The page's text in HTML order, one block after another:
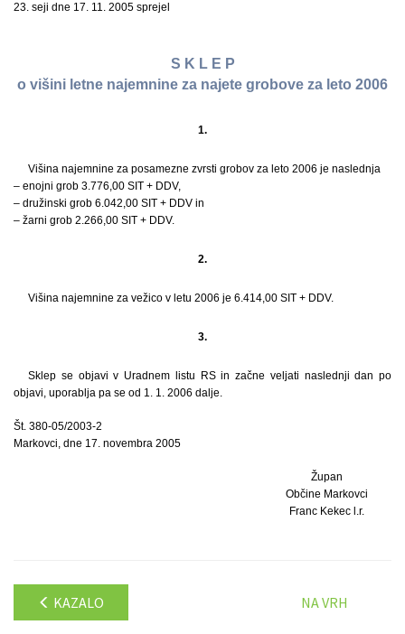
23. seji dne 17. 11. 2005 sprejel
S K L E P
o višini letne najemnine za najete grobove za leto 2006
1.
Višina najemnine za posamezne zvrsti grobov za leto 2006 je naslednja
– enojni grob 3.776,00 SIT + DDV,
– družinski grob 6.042,00 SIT + DDV in
– žarni grob 2.266,00 SIT + DDV.
2.
Višina najemnine za vežico v letu 2006 je 6.414,00 SIT + DDV.
3.
Sklep se objavi v Uradnem listu RS in začne veljati naslednji dan po
objavi, uporablja pa se od 1. 1. 2006 dalje.
Št. 380-05/2003-2
Markovci, dne 17. novembra 2005
Župan
Občine Markovci
Franc Kekec l.r.
KAZALO NA VRH